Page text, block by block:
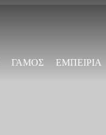
ΓΑΜΟΣ ΕΜΠΕΙΡΙΑ